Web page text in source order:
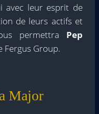
avec leur esprit de
de leurs actifs et
permettra Pep
Fergus Group.
Major